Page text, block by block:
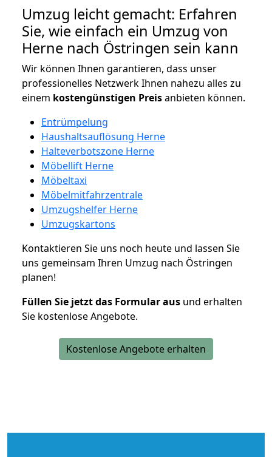
Umzug leicht gemacht: Erfahren
Sie, wie einfach ein Umzug von
Herne nach Östringen sein kann
Wir können Ihnen garantieren, dass unser
professionelles Netzwerk Ihnen nahezu alles zu
einem kostengünstigen Preisanbieten können.
Entrümpelung
Haushaltsauflösung Herne
Halteverbotszone Herne
Möbellift Herne
Möbeltaxi
Möbelmitfahrzentrale
Umzugshelfer Herne
Umzugskartons
Kontaktieren Sie uns noch heute und lassen Sie
uns gemeinsam Ihren Umzug nach Östringen
planen!
Füllen Sie jetzt das Formular aus und erhalten
Sie kostenlose Angebote.
Kostenlose Angebote erhalten